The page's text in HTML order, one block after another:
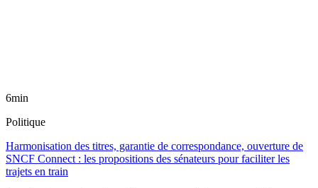
6min
Politique
Harmonisation des titres, garantie de correspondance, ouverture de
SNCF Connect : les propositions des sénateurs pour faciliter les
trajets en train